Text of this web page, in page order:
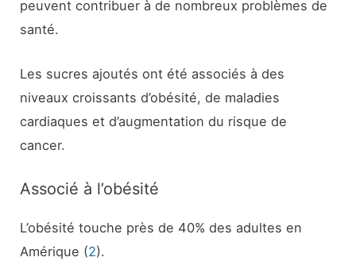
peuvent contribuer à de nombreux problèmes de
santé.
Les sucres ajoutés ont été associés à des
niveaux croissants d’obésité, de maladies
cardiaques et d’augmentation du risque de
cancer.
Associé à l’obésité
L’obésité touche près de 40% des adultes en
Amérique (2).